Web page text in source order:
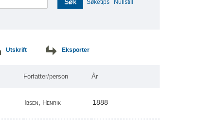
Søketips Nullstill
Utskrift Eksporter
Forfatter/person År
Ibsen, Henrik 1888